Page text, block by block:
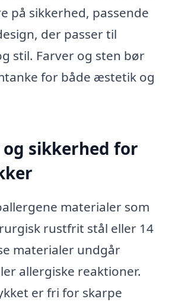
på sikkerhed, passende
der passer til
stil. Farver og sten bør
for både æstetik og
sikkerhed for
materialer som
rustfrit stål eller 14
materialer undgår
allergiske reaktioner.
er fri for skarpe